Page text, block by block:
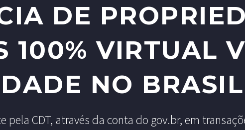
DE
100% VIRTUAL
NO BRASIL
CDT, através da conta do gov.br, em